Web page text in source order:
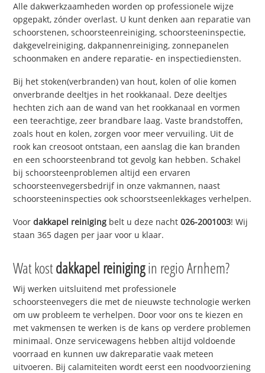
Alle dakwerkzaamheden worden op professionele wijze
opgepakt, zónder overlast. U kunt denken aan reparatie van
schoorstenen, schoorsteenreiniging, schoorsteeninspectie,
dakgevelreiniging, dakpannenreiniging, zonnepanelen
schoonmaken en andere reparatie- en inspectiediensten.
Bij het stoken(verbranden) van hout, kolen of olie komen
onverbrande deeltjes in het rookkanaal. Deze deeltjes
hechten zich aan de wand van het rookkanaal en vormen
een teerachtige, zeer brandbare laag. Vaste brandstoffen,
zoals hout en kolen, zorgen voor meer vervuiling. Uit de
rook kan creosoot ontstaan, een aanslag die kan branden
en een schoorsteenbrand tot gevolg kan hebben. Schakel
bij schoorsteenproblemen altijd een ervaren
schoorsteenvegersbedrijf in onze vakmannen, naast
schoorsteeninspecties ook schoorstseenlekkages verhelpen.
Voordakkapel reiniging belt u deze nacht026-2001003! Wij
staan 365 dagen per jaar voor u klaar.
Wat kostdakkapel reinigingin regio Arnhem?
Wij werken uitsluitend met professionele
schoorsteenvegers die met de nieuwste technologie werken
om uw probleem te verhelpen. Door voor ons te kiezen en
met vakmensen te werken is de kans op verdere problemen
minimaal. Onze servicewagens hebben altijd voldoende
voorraad en kunnen uw dakreparatie vaak meteen
uitvoeren. Bij calamiteiten wordt eerst een noodvoorziening